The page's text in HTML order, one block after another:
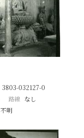
3803-032127-0
路線 なし
不明